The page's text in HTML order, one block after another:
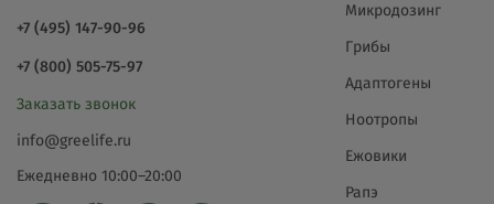
+7 (495) 147-90-96
+7 (800) 505-75-97
Заказать звонок
info@greelife.ru
Ежедневно 10:00–20:00
Микродозинг
Грибы
Адаптогены
Ноотропы
Ежовики
Рапэ